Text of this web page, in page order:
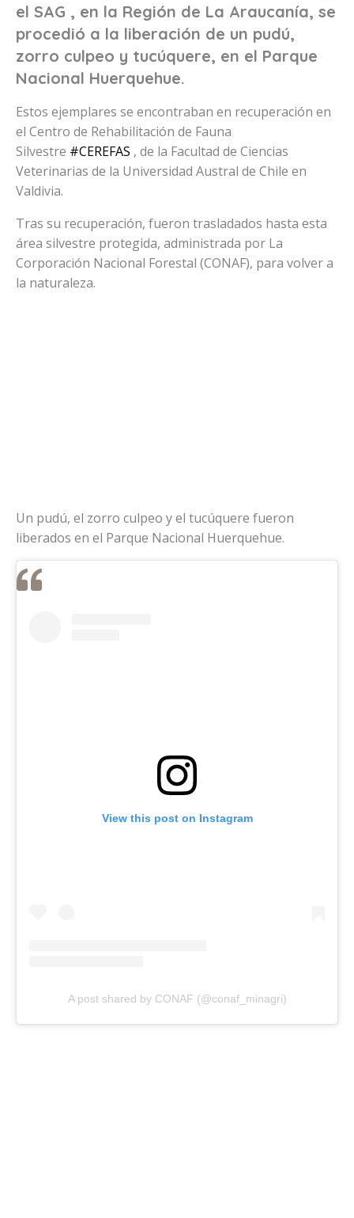
el SAG , en la Región de La Araucanía, se
procedió a la liberación de un pudú,
zorro culpeo y tucúquere, en el Parque
Nacional Huerquehue.
Estos ejemplares se encontraban en recuperación en
el Centro de Rehabilitación de Fauna
Silvestre #CEREFAS , de la Facultad de Ciencias
Veterinarias de la Universidad Austral de Chile en
Valdivia.
Tras su recuperación, fueron trasladados hasta esta
área silvestre protegida, administrada por La
Corporación Nacional Forestal (CONAF), para volver a
la naturaleza.
Un pudú, el zorro culpeo y el tucúquere fueron
liberados en el Parque Nacional Huerquehue.
View this post on Instagram
A post shared by CONAF (@conaf_minagri)